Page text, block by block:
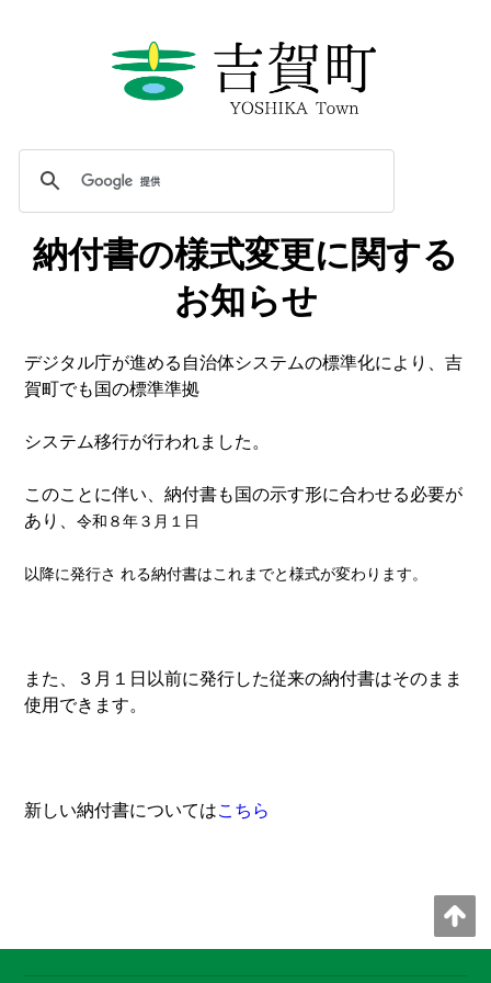
納付書の様式変更に関する
お知らせ
デジタル庁が進める自治体システムの標準化により、吉
賀町でも国の標準準拠
システム移行が行われました。
このことに伴い、納付書も国の示す形に合わせる必要が
あり、令和８年３月１日
以降に発行さ れる納付書はこれまでと様式が変わります。
また、３月１日以前に発行した従来の納付書はそのまま
使用できます。
新しい納付書についてはこちら